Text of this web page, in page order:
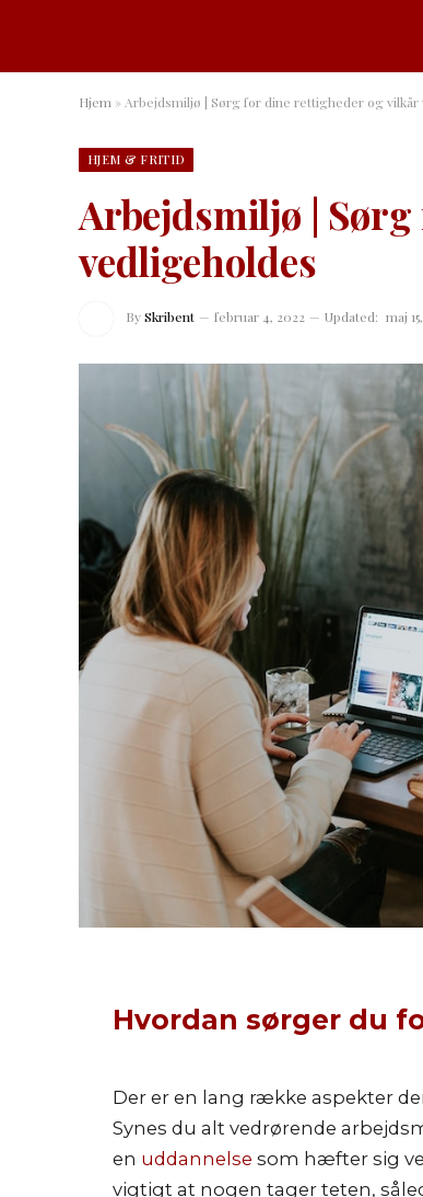
Hjem » Arbejdsmiljø | Sørg for dine rettigheder og vilkår
HJEM & FRITID
Arbejdsmiljø |
vedligeholdes
BySkribent februar 4, 2022 Updated: maj
Hvordan sørger du
Der er en lang række aspekter
Synes du alt vedrørende
en uddannelse som hæfter sig
vigtigt at nogen tager teten,